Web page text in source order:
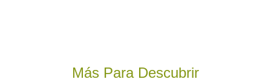
Más Para Descubrir